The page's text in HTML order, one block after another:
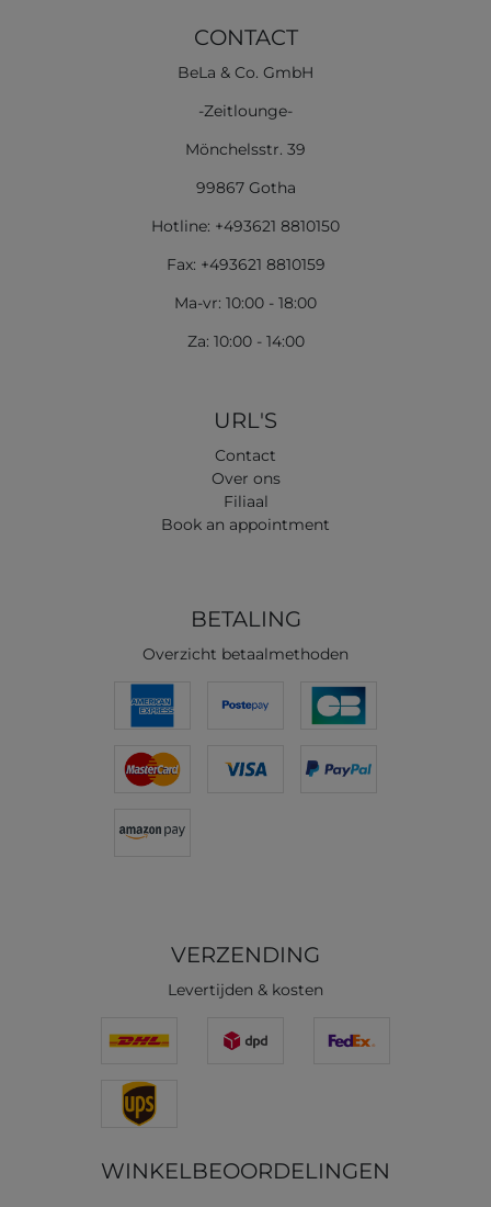
CONTACT
BeLa & Co. GmbH
-Zeitlounge-
Mönchelsstr. 39
99867 Gotha
Hotline: +493621 8810150
Fax: +493621 8810159
Ma-vr: 10:00 - 18:00
Za: 10:00 - 14:00
URL'S
Contact
Over ons
Filiaal
Book an appointment
BETALING
Overzicht betaalmethoden
VERZENDING
Levertijden & kosten
WINKELBEOORDELINGEN